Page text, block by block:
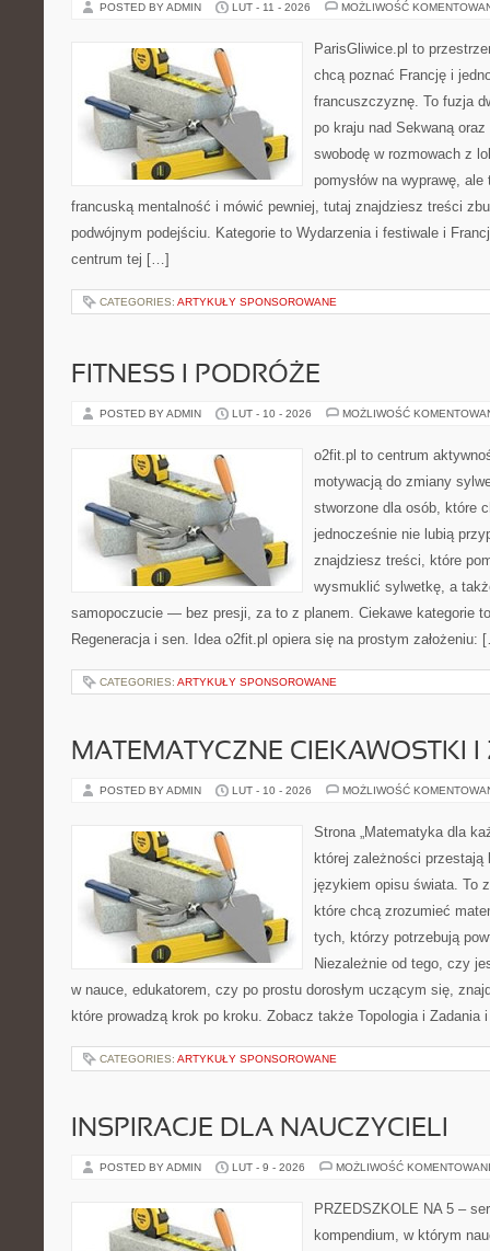
POSTED BY ADMIN LUT - 11 - 2026 MOŻLIWOŚĆ
ParisGliwice.pl to
chcą poznać Francję i
francuszczyznę. To fuzja
po kraju nad Sekwaną
swobodę w rozmowach z
pomysłów na wyprawę,
francuską mentalność i mówić pewniej, tutaj znajdziesz treści
podwójnym podejściu. Kategorie to Wydarzenia i festiwale i
centrum tej […]
CATEGORIES: ARTYKUŁY SPONSOROWANE
FITNESS I PODRÓŻE
POSTED BY ADMIN LUT - 10 - 2026 MOŻLIWOŚĆ
o2fit.pl to centrum
motywacją do zmiany
stworzone dla osób, które
jednocześnie nie lubią
znajdziesz treści, które
wysmuklić sylwetkę, a
samopoczucie — bez presji, za to z planem. Ciekawe kategorie
Regeneracja i sen. Idea o2fit.pl opiera się na prostym założeniu:
CATEGORIES: ARTYKUŁY SPONSOROWANE
MATEMATYCZNE CIEKAWOSTKI
POSTED BY ADMIN LUT - 10 - 2026 MOŻLIWOŚĆ
Strona „Matematyka dla
której zależności
językiem opisu świata. To
które chcą zrozumieć
tych, którzy potrzebują
Niezależnie od tego, czy
w nauce, edukatorem, czy po prostu dorosłym uczącym się,
które prowadzą krok po kroku. Zobacz także Topologia i
CATEGORIES: ARTYKUŁY SPONSOROWANE
INSPIRACJE DLA NAUCZYCIELI
POSTED BY ADMIN LUT - 9 - 2026 MOŻLIWOŚĆ
PRZEDSZKOLE NA 5 –
kompendium, w którym